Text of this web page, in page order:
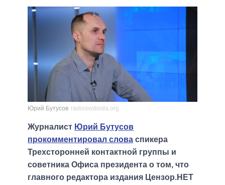
Юрий Бутусов radiosvoboda.org
Журналист Юрий Бутусов
прокомментировал слова спикера
Трехсторонней контактной группы и
советника Офиса президента о том, что
главного редактора издания Цензор.НЕТ